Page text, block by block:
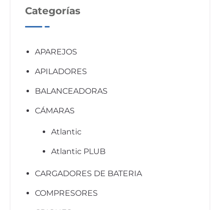
Categorías
APAREJOS
APILADORES
BALANCEADORAS
CÁMARAS
Atlantic
Atlantic PLUB
CARGADORES DE BATERIA
COMPRESORES